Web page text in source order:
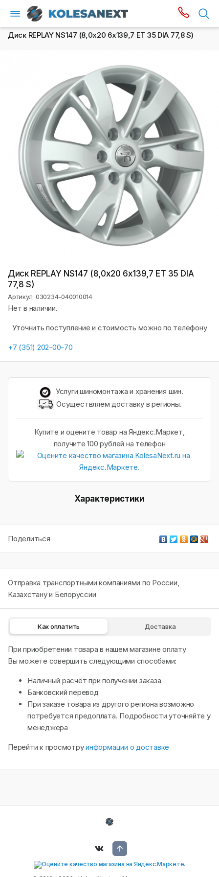
Диск REPLAY NS147 (8,0х20 6x139,7 ET 35 DIA 77,8 S)
Диск REPLAY NS147 (8,0х20 6x139,7 ET 35 DIA
77,8 S)
Артикул: 030234-040010014
Нет в наличии.
Уточнить поступление и стоимость можно по телефону
+7 (351) 202-00-70
Услуги шиномонтажа и хранения шин.
Осуществляем доставку в регионы.
Купите и оцените товар на Яндекс.Маркет,
получите 100 рублей на телефон
Характеристики
Поделиться
Отправка транспортными компаниями по России,
Казахстану и Белоруссии
Как оплатить Доставка
При приобретении товара в нашем магазине оплату
Вы можете совершить следующими способами:
Наличный расчёт при получении заказа
Банковский перевод
При заказе товара из другого региона возможно
потребуется предоплата. Подробности уточняйте у
менеджера
Перейти к просмотруинформации о доставке